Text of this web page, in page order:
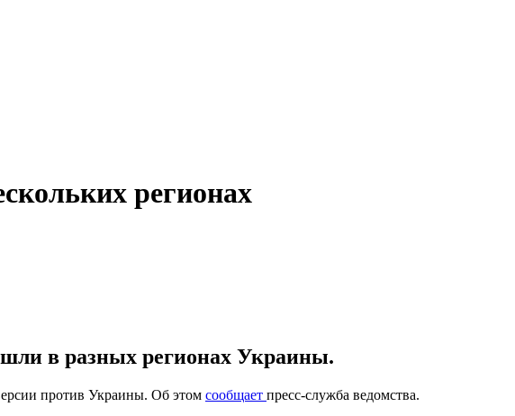
регионах
в разных регионах Украины.
против Украины. Об этом сообщает пресс-служба ведомства.